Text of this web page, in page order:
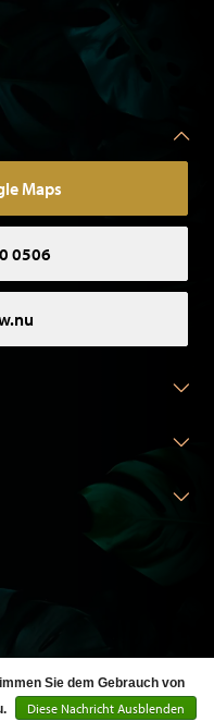
Maps
0506
laten makendoor Red
Sie dem Gebrauch von
Diese Nachricht Ausblenden